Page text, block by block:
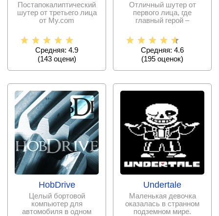
Постапокалиптический
шутер от третьего лица
от My.com
Средняя: 4.9
(143оцени)
Отличный шутер от
первого лица, где
главный герой –
Sozap
Средняя: 4.6
(195 оценок)
HobDrive
Целый бортовой
компьютер для
автомобиля в одном
Undertale
Маленькая девочка
оказалась в странном
подземном мире.